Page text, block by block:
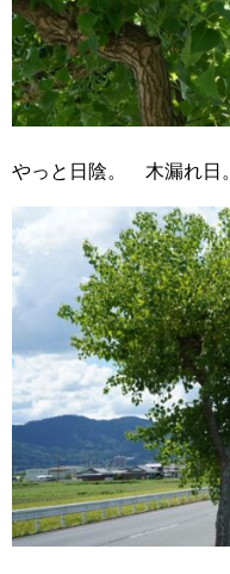
やっと日陰。 木漏れ日